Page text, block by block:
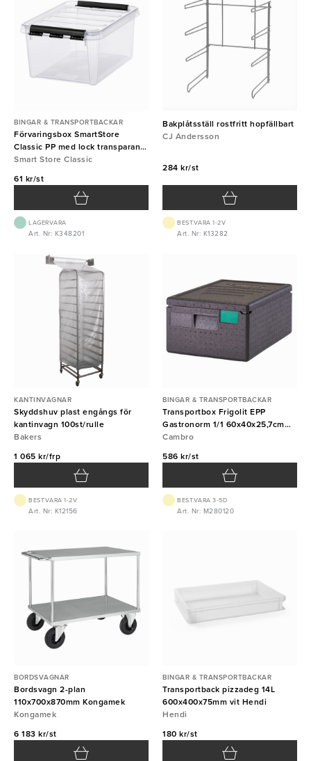
BINGAR & TRANSPORTBACKAR
Förvaringsbox SmartStore
Classic PP med lock transparant
8L
Smart Store Classic
61 kr/st
LAGERVARA
Art. Nr: K348201
Bakplåtsställ rostfritt hopfällbart
CJ Andersson
284 kr/st
BEST.VARA 1-2V
Art. Nr: K13282
KANTINVAGNAR
Skyddshuv plast engångs för
kantinvagn 100st/rulle
Bakers
1 065 kr/frp
BEST.VARA 1-2V
Art. Nr: K12156
BINGAR & TRANSPORTBACKAR
Transportbox Frigolit EPP
Gastronorm 1/1 60x40x25,7cm
35,5L svart Cambro
Cambro
586 kr/st
BEST.VARA 3-5D
Art. Nr: M280120
BORDSVAGNAR
Bordsvagn 2-plan
110x700x870mm Kongamek
Kongamek
6 183 kr/st
BINGAR & TRANSPORTBACKAR
Transportback pizzadeg 14L
600x400x75mm vit Hendi
Hendi
180 kr/st